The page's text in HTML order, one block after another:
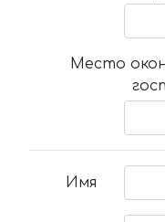
Место
Имя